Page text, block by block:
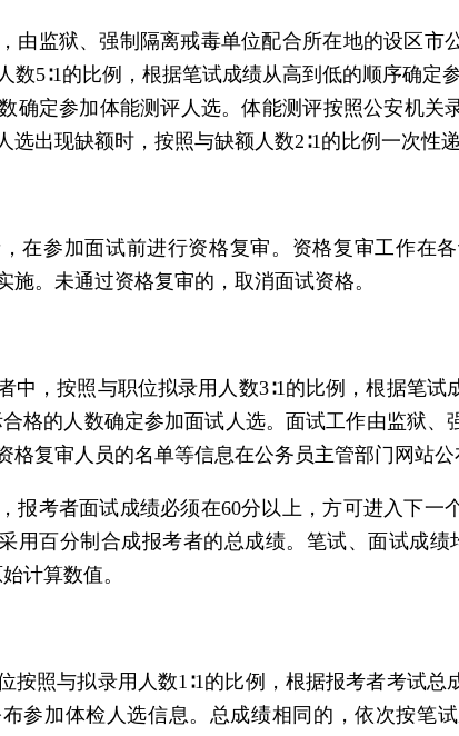
由监狱、强制隔离戒毒单位配合所在地的设区市
数5∶1的比例，根据笔试成绩从高到低的顺序确定
确定参加体能测评人选。体能测评按照公安机关
出现缺额时，按照与缺额人数2∶1的比例一次性
在参加面试前进行资格复审。资格复审工作在
施。未通过资格复审的，取消面试资格。
中，按照与职位拟录用人数3∶1的比例，根据笔试
格的人数确定参加面试人选。面试工作由监狱
格复审人员的名单等信息在公务员主管部门网站公
报考者面试成绩必须在60分以上，方可进入下一
用百分制合成报考者的总成绩。笔试、面试成
计算数值。
按照与拟录用人数1∶1的比例，根据报考者考试总
参加体检人选信息。总成绩相同的，依次按笔